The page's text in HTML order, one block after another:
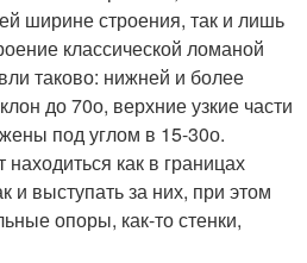
ширине строения, так и лишь
классической ломаной
таково: нижней и более
до 70о, верхние узкие части
под углом в 15-30о.
как в границах
и выступать за них, при этом
опоры, как-то стенки,